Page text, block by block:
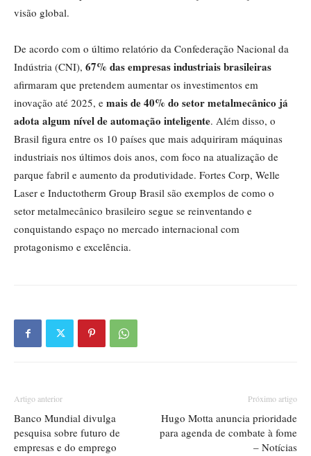
visão global.
De acordo com o último relatório da Confederação Nacional da
Indústria (CNI), 67% das empresas industriais brasileiras
afirmaram que pretendem aumentar os investimentos em
inovação até 2025, e mais de 40% do setor metalmecânico já
adota algum nível de automação inteligente. Além disso, o
Brasil figura entre os 10 países que mais adquiriram máquinas
industriais nos últimos dois anos, com foco na atualização de
parque fabril e aumento da produtividade. Fortes Corp, Welle
Laser e Inductotherm Group Brasil são exemplos de como o
setor metalmecânico brasileiro segue se reinventando e
conquistando espaço no mercado internacional com
protagonismo e excelência.
Artigo anterior
Banco Mundial divulga
pesquisa sobre futuro de
empresas e do emprego
Próximo artigo
Hugo Motta anuncia prioridade
para agenda de combate à fome
– Notícias